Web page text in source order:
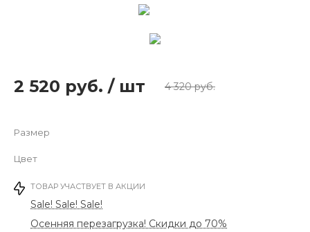
2 520 руб. / шт 4 320 руб.
Размер
Цвет
ТОВАР УЧАСТВУЕТ В АКЦИИ
Sale! Sale! Sale!
Осенняя перезагрузка! Скидки до 70%